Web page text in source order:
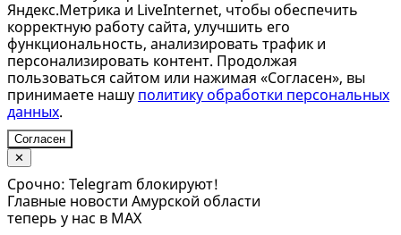
Яндекс.Метрика и LiveInternet, чтобы обеспечить
корректную работу сайта, улучшить его
функциональность, анализировать трафик и
персонализировать контент. Продолжая
пользоваться сайтом или нажимая «Согласен», вы
принимаете нашу политику обработки персональных
данных.
Согласен
✕
Срочно: Telegram блокируют!
Главные новости Амурской области
теперь у нас в MAX